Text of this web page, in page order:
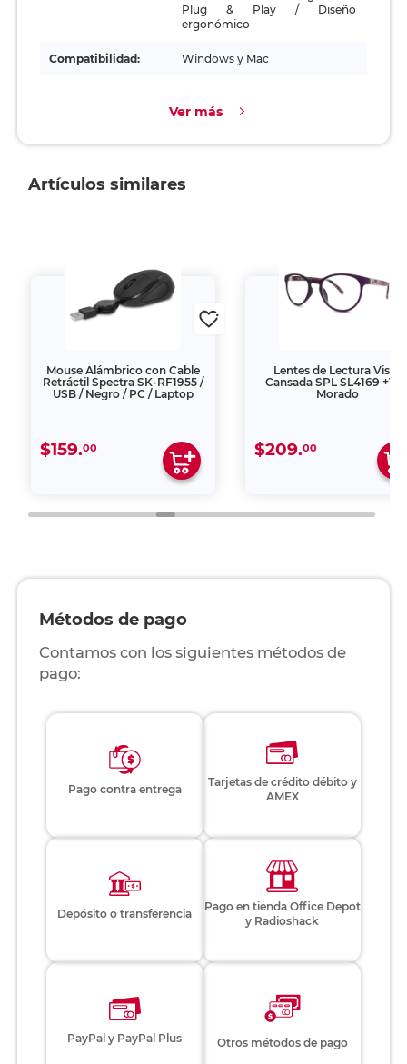
Plug & Play / Diseño
ergonómico
Compatibilidad: Windows y Mac
Ver más
Artículos similares
Mouse Alámbrico con Cable
Retráctil Spectra SK-RF1955 /
USB / Negro / PC / Laptop
$159.00
Lentes de Lectura Vista
Cansada SPL SL4169
Morado
$209.00
Métodos de pago
Contamos con los siguientes métodos de
pago:
Pago contra entrega
Tarjetas de crédito débito y
AMEX
Depósito o transferencia
Pago en tienda Office Depot
y Radioshack
PayPal y PayPal Plus Otros métodos de pago